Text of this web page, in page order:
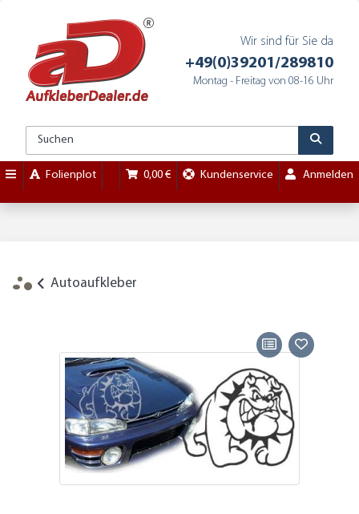
Wir sind für Sie da
+49(0)39201/289810
Montag - Freitag von 08-16 Uhr
Folienplot 0,00 € Kundenservice Anmelden
Autoaufkleber